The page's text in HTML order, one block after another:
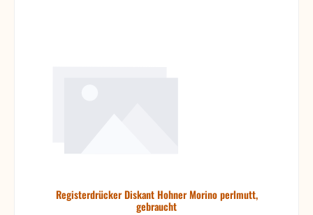
Registerdrücker Diskant Hohner Morino perlmutt,
gebraucht